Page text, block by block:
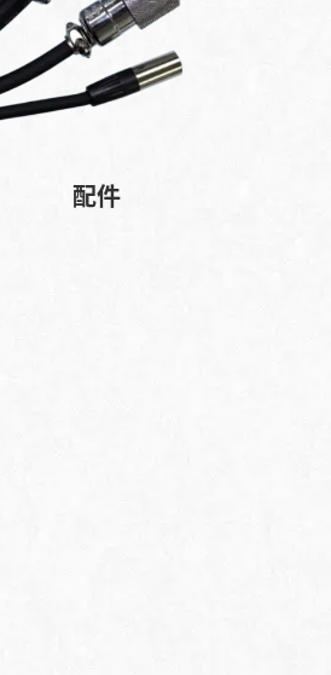
配件